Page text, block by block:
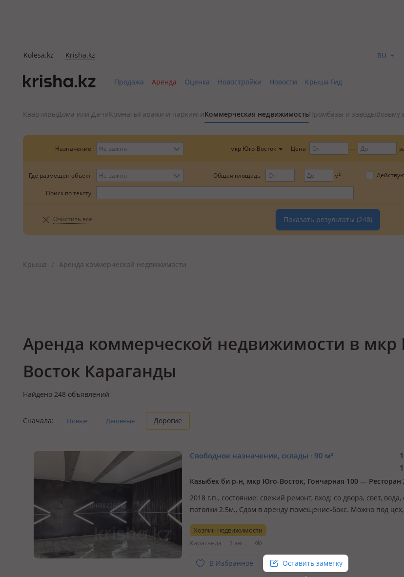
Kolesa.kz Krisha.kz RU
Продажа Аренда Оценка Новостройки Новости Крыша Гид
Квартиры Дома или ДачиКомнаты Гаражи и паркингиКоммерческая недвижимостьПромбазы и заводы Возьму
Назначение Не важно мкр Юго-Восток Цена
Где размещен объект Не важно Общая площадь м²
Поиск по тексту
Очистить всё Показать результаты (248)
Крыша / Аренда коммерческой недвижимости
Аренда коммерческой недвижимости в мкр
Восток Караганды
Найдено 248 объявлений
Сначала: Новые Дешевые Дорогие
Свободное назначение, склады · 90 м²
Казыбек би р-н, мкр Юго-Восток, Гончарная 100 —
2018 г.п., состояние: cвежий ремонт, вход: со двора, свет,
потолки 2.5м., Сдам в аренду помещение-бокс. Можно под цех,
Хозяин недвижимости
Караганда
1 авг.
В Избранное Оставить заметку